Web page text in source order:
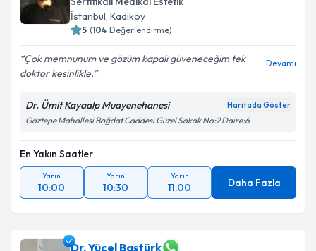
İstanbul, Kadıköy
5 (104 Değerlendirme)
Çok memnunum ve gözüm kapalı güveneceğim tek
doktor kesinlikle.
Devamı
Dr. Ümit Kayaalp Muayenehanesi Haritada Göster
Göztepe Mahallesi Bağdat Caddesi Güzel Sokak No:2 Daire:6
En Yakın Saatler
Yarın
10:00
Yarın
10:30
Yarın
11:00 Daha Fazla
Dr. Yücel Baştürk